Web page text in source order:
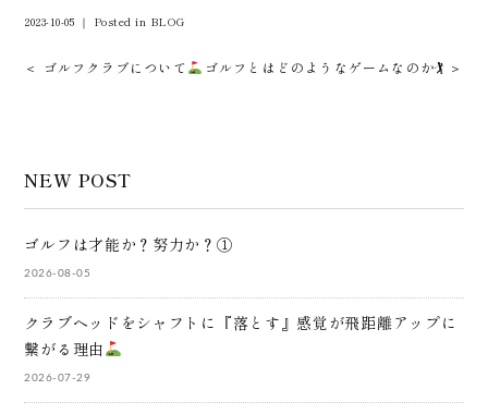
2023-10-05 ｜ Posted in BLOG
＜ ゴルフクラブについて ゴルフとはどのようなゲームなのか🏌️ ＞
NEW POST
ゴルフは才能か？努力か？①
2026-08-05
クラブヘッドをシャフトに『落とす』感覚が飛距離アップに
繋がる理由
2026-07-29